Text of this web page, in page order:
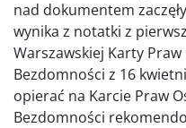
nad dokumentem
wynika z notatki z
Warszawskiej Karty
Bezdomności z 16
opierać na Karcie Praw
Bezdomności